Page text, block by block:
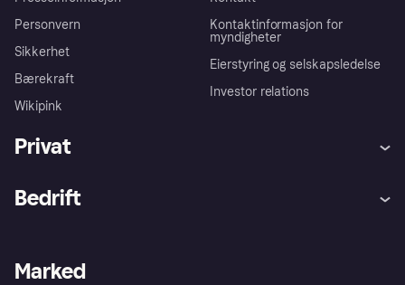
Personvern
Sikkerhet
Bærekraft
Wikipink
Kontaktinformasjon for
myndigheter
Eierstyring og selskapsledelse
Investor relations
Privat
Utforsk butikker
Bedrift
Merchant portal
Marked